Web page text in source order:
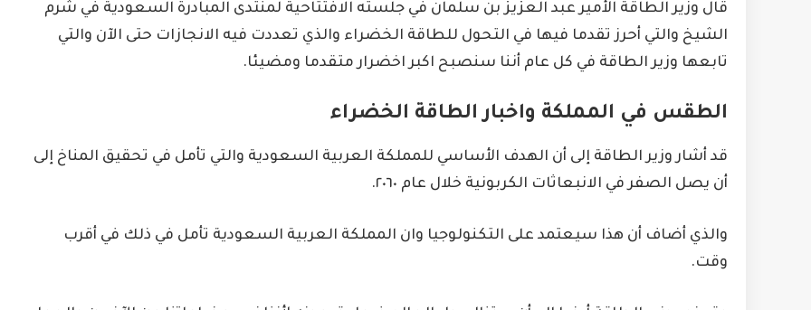
قال وزير الطاقة الأمير عبد العزيز بن سلمان في جلسته الافتتاحية لمنتدى المبادرة السعودية في شرم
الشيخ والتي أحرز تقدما فيها في التحول للطاقة الخضراء والذي تعددت فيه الانجازات حتى الآن والتي
تابعها وزير الطاقة في كل عام أننا سنصبح اكبر اخضرار متقدما ومضيئا.
الطقس في المملكة واخبار الطاقة الخضراء
قد أشار وزير الطاقة إلى أن الهدف الأساسي للمملكة العربية السعودية والتي تأمل في تحقيق المناخ إلى
أن يصل الصفر في الانبعاثات الكربونية خلال عام ٢٠٦٠.
والذي أضاف أن هذا سيعتمد على التكنولوجيا وان المملكة العربية السعودية تأمل في ذلك في أقرب
وقت.